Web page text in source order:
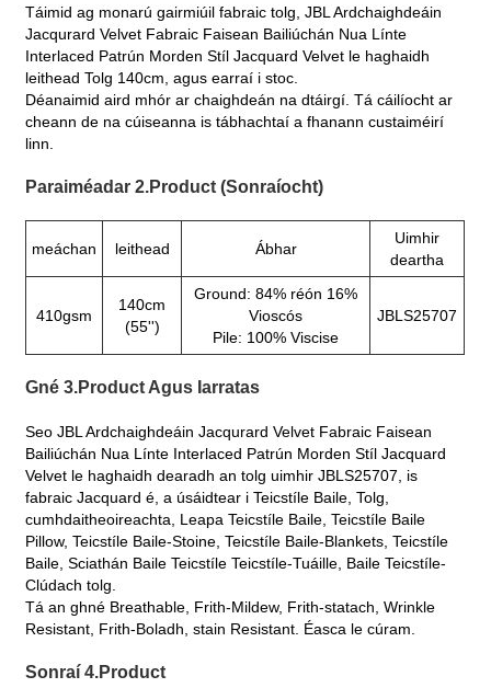
Táimid ag monarú gairmiúil fabraic tolg, JBL Ardchaighdeáin
Jacqurard Velvet Fabraic Faisean Bailiúchán Nua Línte
Interlaced Patrún Morden Stíl Jacquard Velvet le haghaidh
leithead Tolg 140cm, agus earraí i stoc.
Déanaimid aird mhór ar chaighdeán na dtáirgí. Tá cáilíocht ar
cheann de na cúiseanna is tábhachtaí a fhanann custaiméirí
linn.
Paraiméadar 2.Product (Sonraíocht)
meáchan leithead Ábhar
Uimhir
deartha
410gsm
140cm
(55'')
Ground: 84% réón 16%
Vioscós
Pile: 100% Viscise
JBLS25707
Gné 3.Product Agus Iarratas
Seo JBL Ardchaighdeáin Jacqurard Velvet Fabraic Faisean
Bailiúchán Nua Línte Interlaced Patrún Morden Stíl Jacquard
Velvet le haghaidh dearadh an tolg uimhir JBLS25707, is
fabraic Jacquard é, a úsáidtear i Teicstíle Baile, Tolg,
cumhdaitheoireachta, Leapa Teicstíle Baile, Teicstíle Baile
Pillow, Teicstíle Baile-Stoine, Teicstíle Baile-Blankets, Teicstíle
Baile, Sciathán Baile Teicstíle Teicstíle-Tuáille, Baile Teicstíle-
Clúdach tolg.
Tá an ghné Breathable, Frith-Mildew, Frith-statach, Wrinkle
Resistant, Frith-Boladh, stain Resistant. Éasca le cúram.
Sonraí 4.Product